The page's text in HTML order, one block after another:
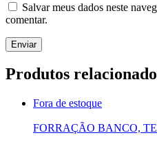
Salvar meus dados neste
comentar.
Produtos
Fora de estoque
FORRAÇÃO BANCO,